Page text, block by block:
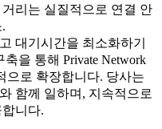
리는 실질적으로 연결 안
대기시간을 최소화하기
을 통해 Private Network
으로 확장합니다. 당사는
함께 일하며, 지속적으로
니다.